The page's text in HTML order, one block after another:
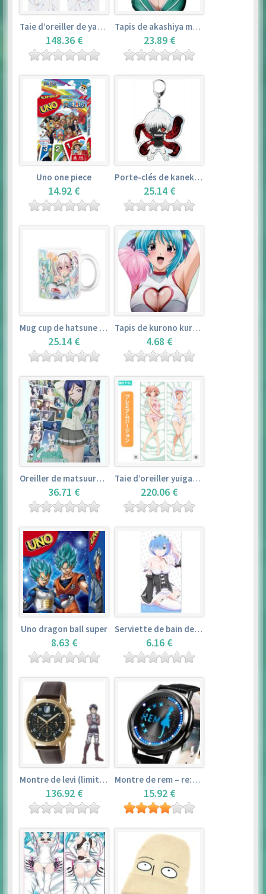
Taie d’oreiller de yamada elf – eromanga sensei
148.36 €
Tapis de akashiya moka – rosario + vampire
23.89 €
Uno one piece
14.92 €
Porte-clés de kaneki ken – tokyo ghoul
25.14 €
Mug cup de hatsune miku & super sonico – vocaloid
25.14 €
Tapis de kurono kurumu – rosario + vampire
4.68 €
Oreiller de matsuura kanan (35cm×53cm) – love live! sunshine!!
36.71 €
Taie d’oreiller yuigahama yui (50cm×150cm) – yahari ore no seishun love comedy wa machigatteiru. zoku
220.06 €
Uno dragon ball super
8.63 €
Serviette de bain de rem (120×60cm) – re:zero kara hajimeru isekai seikatsu
6.16 €
Montre de levi (limited edition) – shingeki no kyojin
136.92 €
Montre de rem – re:zero kara hajimeru isekai seikatsu
15.92 €